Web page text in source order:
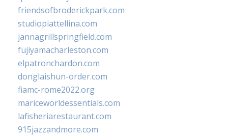
friendsofbroderickpark.com
studiopiattellina.com
jannagrillspringfield.com
fujiyamacharleston.com
elpatronchardon.com
donglaishun-order.com
fiamc-rome2022.org
mariceworldessentials.com
lafisheriarestaurant.com
915jazzandmore.com